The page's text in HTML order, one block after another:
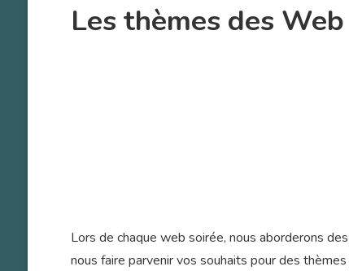
Les thèmes des
Lors de chaque web soirée, nous aborderons
nous faire parvenir vos souhaits pour des